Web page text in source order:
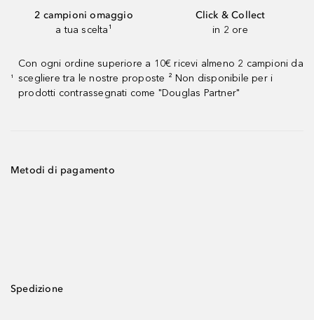
2 campioni omaggio
a tua scelta¹
Click & Collect
in 2 ore
¹
Con ogni ordine superiore a 10€ ricevi almeno 2 campioni da
scegliere tra le nostre proposte ² Non disponibile per i
prodotti contrassegnati come "Douglas Partner"
Metodi di pagamento
Spedizione